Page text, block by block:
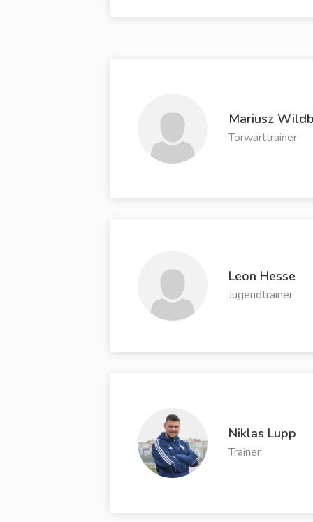
Mariusz
Torwarttrainer
Leon Hesse
Jugendtrainer
Niklas Lupp
Trainer